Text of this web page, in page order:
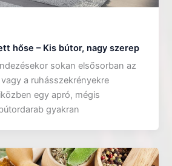
hőse – Kis bútor, nagy szerep
sokan elsősorban az
a ruhásszekrényekre
egy apró, mégis
gyakran